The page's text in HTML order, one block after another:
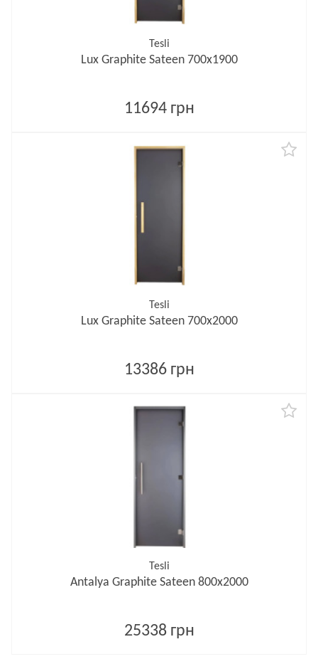
Tesli
Lux Graphite Sateen 700х1900
11694 грн
Tesli
Lux Graphite Sateen 700х2000
13386 грн
Tesli
Antalya Graphite Sateen 800х2000
25338 грн